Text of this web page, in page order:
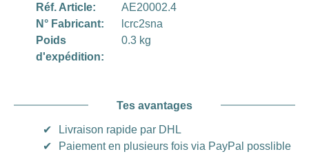
Réf. Article:
AE20002.4
N° Fabricant:
lcrc2sna
Poids
d'expédition:
0.3 kg
Tes avantages
✔
Livraison rapide par DHL
✔
Paiement en plusieurs fois via PayPal posslible